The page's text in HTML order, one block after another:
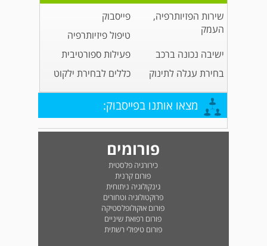
שירות הפזיותרפיה,
העמק
פייסבוק
טיפול פיזיותרפיה
ישיבה נכונה ברכב
פעילות ספורטיבית
בחירת עגלה לתינוק
כללים לבחירת ילקוט
מצאו אותנו בפייסבוק:
פורומים
כירורגיה פלסטית
פורום קרנית
גינקולוגיה ניתוחית
פרוקטולוגיה וטחורים
פורום אוקולופלסטיקה
פורום רפואת שיניים
פורום טיפולי רשתית